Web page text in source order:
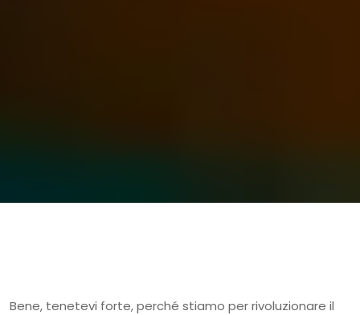
Bene, tenetevi forte, perché stiamo per rivoluzionare il